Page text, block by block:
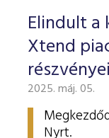
Elindult a
Xtend
2025. máj. 05.
Nyrt.